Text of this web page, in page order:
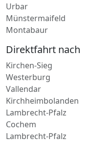
Bad Neuenahr-Ahrweiler
Freinsheim
Alzey
Urbar
Münstermaifeld
Montabaur
Direktfahrt nach
Kirchen-Sieg
Westerburg
Vallendar